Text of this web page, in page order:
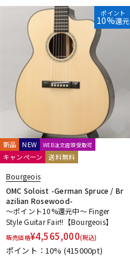
ポイント
10%還元
新品 NEW WEB注文店頭受取可
キャンペーン 送料無料
Bourgeois
OMC Soloist -German Spruce / Br
azilian Rosewood-
～ポイント10%還元中～ Finger
Style Guitar Fair!!【Bourgeois】
販売価格¥4,565,000(税込)
ポイント：10% (415000pt)